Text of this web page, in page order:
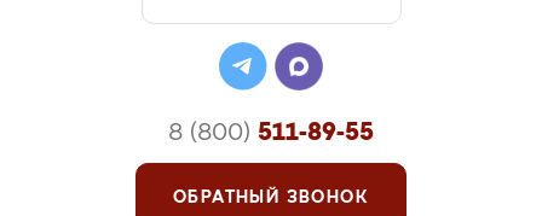
8 (800) 511-89-55
ОБРАТНЫЙ ЗВОНОК